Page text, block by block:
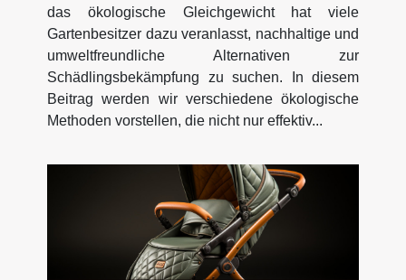
das ökologische Gleichgewicht hat viele
Gartenbesitzer dazu veranlasst, nachhaltige und
umweltfreundliche Alternativen zur
Schädlingsbekämpfung zu suchen. In diesem
Beitrag werden wir verschiedene ökologische
Methoden vorstellen, die nicht nur effektiv...